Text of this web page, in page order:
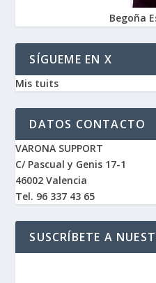
Begoña
SÍGUEME EN X
Mis tuits
DATOS CONTACTO
VARONA SUPPORT
C/ Pascual y Genis 17-1
46002 Valencia
Tel. 96 337 43 65
SUSCRÍBETE A